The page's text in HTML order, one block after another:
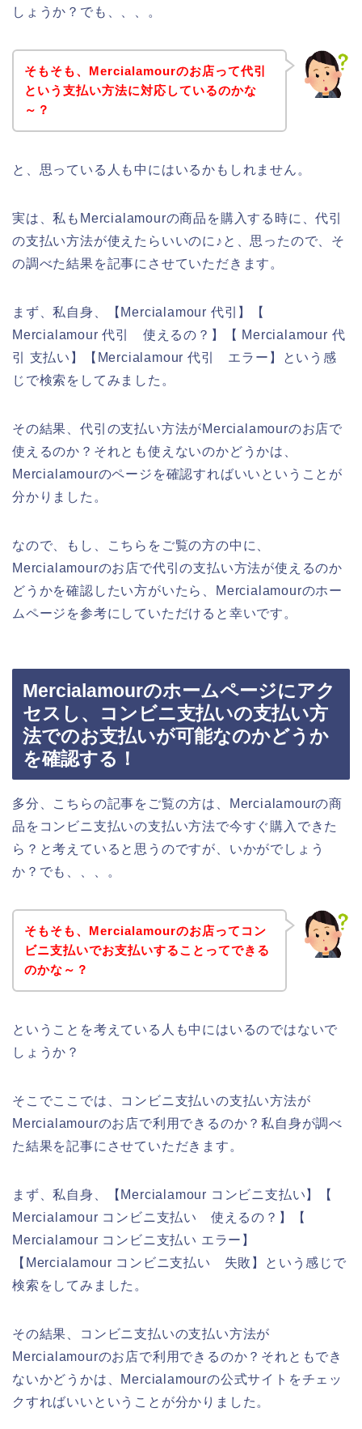
しょうか？でも、、、。
そもそも、Mercialamourのお店って代引
という支払い方法に対応しているのかな
～？
と、思っている人も中にはいるかもしれません。
実は、私もMercialamourの商品を購入する時に、代引
の支払い方法が使えたらいいのに♪と、思ったので、そ
の調べた結果を記事にさせていただきます。
まず、私自身、【Mercialamour 代引】【
Mercialamour 代引 使えるの？】【 Mercialamour 代
引 支払い】【Mercialamour 代引 エラー】という感
じで検索をしてみました。
その結果、代引の支払い方法がMercialamourのお店で
使えるのか？それとも使えないのかどうかは、
Mercialamourのページを確認すればいいということが
分かりました。
なので、もし、こちらをご覧の方の中に、
Mercialamourのお店で代引の支払い方法が使えるのか
どうかを確認したい方がいたら、Mercialamourのホー
ムページを参考にしていただけると幸いです。
Mercialamourのホームページにアク
セスし、コンビニ支払いの支払い方
法でのお支払いが可能なのかどうか
を確認する！
多分、こちらの記事をご覧の方は、Mercialamourの商
品をコンビニ支払いの支払い方法で今すぐ購入できた
ら？と考えていると思うのですが、いかがでしょう
か？でも、、、。
そもそも、Mercialamourのお店ってコン
ビニ支払いでお支払いすることってできる
のかな～？
ということを考えている人も中にはいるのではないで
しょうか？
そこでここでは、コンビニ支払いの支払い方法が
Mercialamourのお店で利用できるのか？私自身が調べ
た結果を記事にさせていただきます。
まず、私自身、【Mercialamour コンビニ支払い】【
Mercialamour コンビニ支払い 使えるの？】【
Mercialamour コンビニ支払い エラー】
【Mercialamour コンビニ支払い 失敗】という感じで
検索をしてみました。
その結果、コンビニ支払いの支払い方法が
Mercialamourのお店で利用できるのか？それともでき
ないかどうかは、Mercialamourの公式サイトをチェッ
クすればいいということが分かりました。